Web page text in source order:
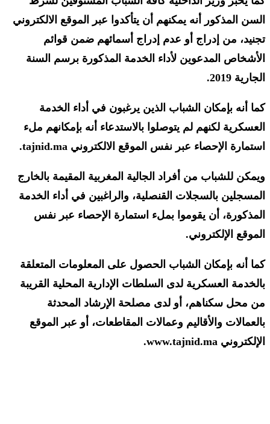
السن المذكور أنه يمكنهم أن يتأكدوا عبر الموقع الالكتروني
تجنيد، من إدراج أو عدم إدراج أسمائهم ضمن قوائم
الأشخاص المدعوين لأداء الخدمة المذكورة برسم السنة
الجارية 2019.
كما أنه بإمكان الشباب الذين يرغبون في أداء الخدمة
العسكرية لكنهم لم يتوصلوا بالاستدعاء أنه بإمكانهم ملء
استمارة الإحصاء عبر نفس الموقع الالكتروني tajnid.ma.
ويمكن للشباب من أفراد الجالية المغربية المقيمة بالخارج
المسجلين بالسجلات القنصلية، والراغبين في أداء الخدمة
المذكورة، أن يقوموا بملء استمارة الإحصاء عبر نفس
الموقع الإلكتروني.
كما أنه بإمكان الشباب الحصول على المعلومات المتعلقة
بالخدمة العسكرية لدى السلطات الإدارية المحلية القريبة
من محل سكناهم، أو لدى مصلحة الإرشاد المحدثة
بالعمالات والأقاليم وعمالات المقاطعات، أو عبر الموقع
الإلكتروني www.tajnid.ma.